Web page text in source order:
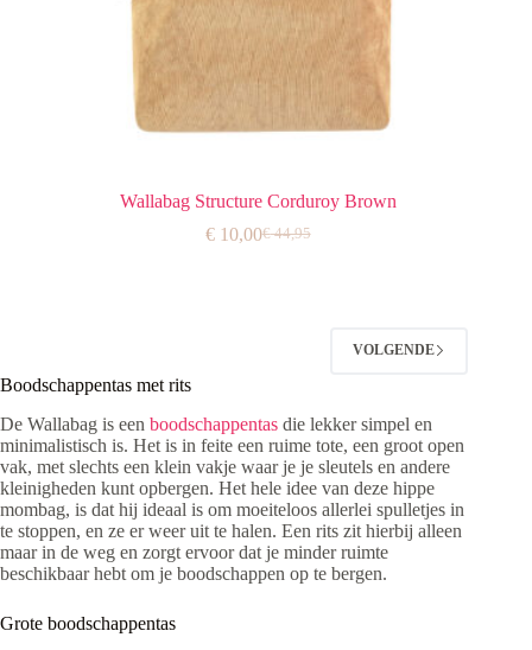
Wallabag Structure Corduroy Brown
€44,95
Oorspronkelijke
€10,00Huidige
VOLGENDE
Boodschappentas met rits
De Wallabag is een boodschappentas die lekker simpel en
minimalistisch is. Het is in feite een ruime tote, een groot open
vak, met slechts een klein vakje waar je je sleutels en andere
kleinigheden kunt opbergen. Het hele idee van deze hippe
mombag, is dat hij ideaal is om moeiteloos allerlei spulletjes in
te stoppen, en ze er weer uit te halen. Een rits zit hierbij alleen
maar in de weg en zorgt ervoor dat je minder ruimte
beschikbaar hebt om je boodschappen op te bergen.
Grote boodschappentas